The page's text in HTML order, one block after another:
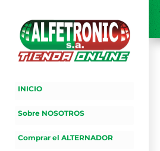
INICIO
Sobre NOSOTROS
Comprar el ALTERNADOR